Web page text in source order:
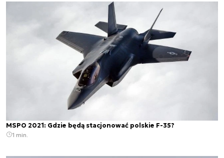
MSPO 2021: Gdzie będą stacjonować polskie F-35?
1 min.